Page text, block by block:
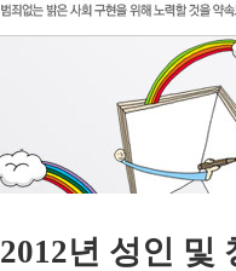
2012년 성인 및